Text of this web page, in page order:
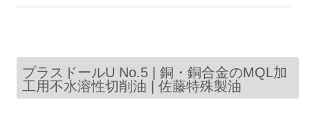
プラスドールU No.5 | 銅・銅合金のMQL加
工用不水溶性切削油 | 佐藤特殊製油